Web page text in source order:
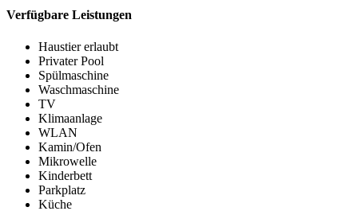
Verfügbare Leistungen
Haustier erlaubt
Privater Pool
Spülmaschine
Waschmaschine
TV
Klimaanlage
WLAN
Kamin/Ofen
Mikrowelle
Kinderbett
Parkplatz
Küche